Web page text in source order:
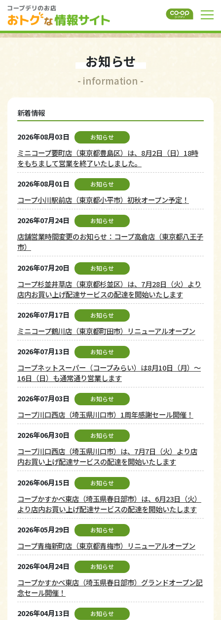
お知らせ
- information -
新着情報
2026年08月03日 お知らせ
ミニコープ要町店（東京都豊島区）は、8月2日（日）18時
をもちまして営業を終了いたしました。
2026年08月01日
お知らせ
コープ小川駅前店（東京都小平市）初秋オープン予定！
2026年07月24日
お知らせ
店舗営業時間変更のお知らせ：コープ高倉店（東京都八王子
市）
2026年07月20日
お知らせ
コープ杉並井草店（東京都杉並区）は、7月28日（火）より
店内お買い上げ配達サービスの配達を開始いたします
2026年07月17日
お知らせ
ミニコープ鶴川店（東京都町田市）リニューアルオープン
2026年07月13日
お知らせ
コープネットスーパー（コープみらい）は8月10日（月）～
16日（日）も通常通り営業します
2026年07月03日
お知らせ
コープ川口西店（埼玉県川口市）1周年感謝セール開催！
2026年06月30日
お知らせ
コープ川口西店（埼玉県川口市）は、7月7日（火）より店
内お買い上げ配達サービスの配達を開始いたします
2026年06月15日
お知らせ
コープかすかべ東店（埼玉県春日部市）は、6月23日（火）
より店内お買い上げ配達サービスの配達を開始いたします
2026年05月29日
お知らせ
コープ青梅新町店（東京都青梅市）リニューアルオープン
2026年04月24日
お知らせ
コープかすかべ東店（埼玉県春日部市）グランドオープン記
念セール開催！
2026年04月13日
お知らせ